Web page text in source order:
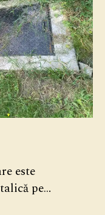
este
pe…